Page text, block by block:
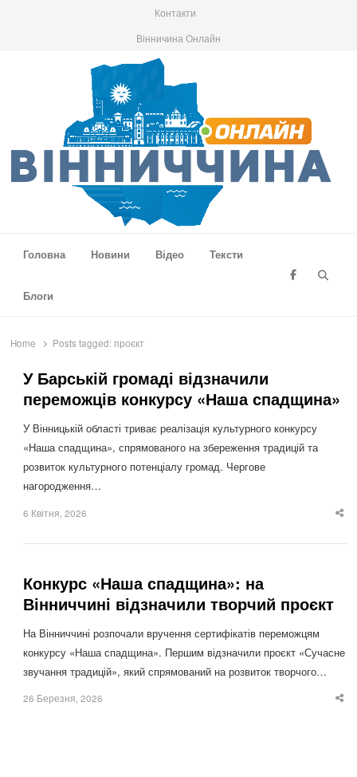
Контакти
Вінничина Онлайн
Головна
Новини Відео Тексти
Блоги
Home Posts tagged: проєкт
У Барській громаді відзначили
переможців конкурсу «Наша спадщина»
У Вінницькій області триває реалізація культурного конкурсу
«Наша спадщина», спрямованого на збереження традицій та
розвиток культурного потенціалу громад. Чергове
нагородження…
6 Квітня, 2026
Конкурс «Наша спадщина»: на
Вінниччині відзначили творчий проєкт
На Вінниччині розпочали вручення сертифікатів переможцям
конкурсу «Наша спадщина». Першим відзначили проєкт «Сучасне
звучання традицій», який спрямований на розвиток творчого…
26 Березня, 2026